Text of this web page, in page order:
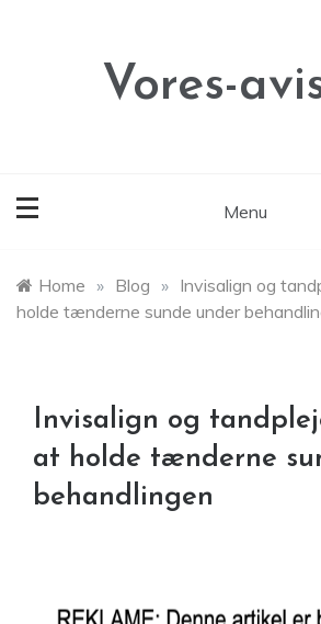
Vores-
Menu
Home » Blog » Invisalign og
holde tænderne sunde under
Invisalign og
at holde tænderne
behandlingen